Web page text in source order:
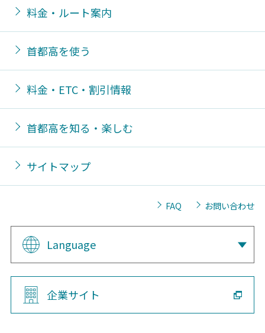
料金・ルート案内
首都高を使う
料金・ETC・割引情報
首都高を知る・楽しむ
サイトマップ
FAQ お問い合わせ
Language
企業サイト